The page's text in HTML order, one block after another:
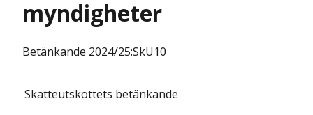
myndigheter
Betänkande 2024/25:SkU10
Skatteutskottets betänkande